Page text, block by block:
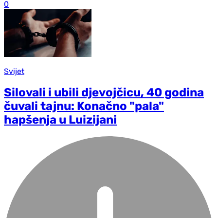
0
Svijet
Silovali i ubili djevojčicu, 40 godina
čuvali tajnu: Konačno "pala"
hapšenja u Luizijani